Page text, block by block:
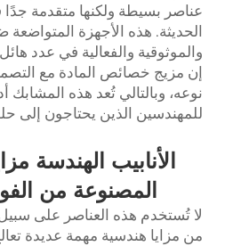
عناصر بسيطة ولكنها متقدمة جدًا
الحديثة. هذه الأجهزة المتواضعة
والموثوقية والفعالية في عدد
إن مزيج خصائص المادة مع
نوعه، وبالتالي تُعد هذه المشابك
للمهندسين الذين يحتاجون إلى
الأنابيب الهندسة
المصنوعة من
لا تُستخدم هذه العناصر على
من مزايا هندسية مهمة عديدة